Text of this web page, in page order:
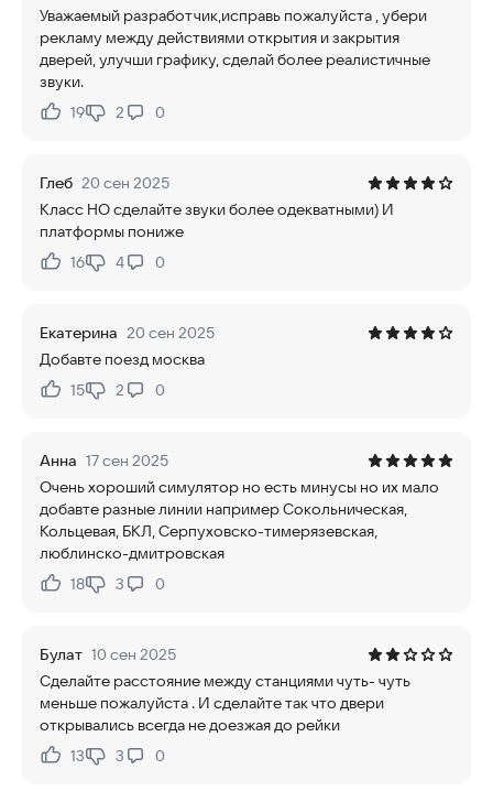
Уважаемый разработчик,исправь пожалуйста , убери
рекламу между действиями открытия и закрытия
дверей, улучши графику, сделай более реалистичные
звуки.
Нравится:
19Не нравится:
2 0
Глеб 20 сен 2025
Класс НО сделайте звуки более одекватными) И
платформы пониже
Нравится:
16Не нравится:
4 0
Екатерина 20 сен 2025
Добавте поезд москва
Нравится:
15Не нравится:
2 0
Анна 17 сен 2025
Очень хороший симулятор но есть минусы но их мало
добавте разные линии например Сокольническая,
Кольцевая, БКЛ, Серпуховско-тимерязевская,
люблинско-дмитровская
Нравится:
18Не нравится:
3 0
Булат 10 сен 2025
Сделайте расстояние между станциями чуть- чуть
меньше пожалуйста . И сделайте так что двери
открывались всегда не доезжая до рейки
Нравится:
13Не нравится:
3 0